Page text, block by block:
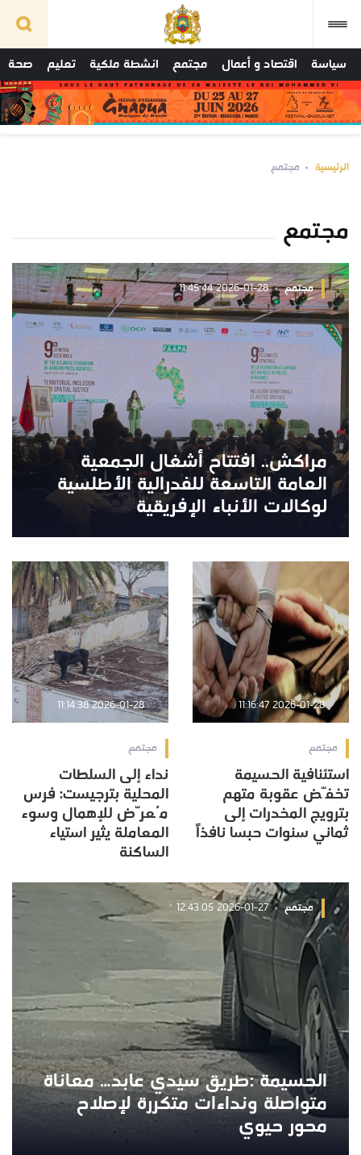
سياسة اقتصاد و أعمال مجتمع انشطة ملكية تعليم صحة
الرئيسية مجتمع
مجتمع
مجتمع 2026-01-28 11:45:44
مراكش.. افتتاح أشغال الجمعية
العامة التاسعة للفدرالية الأطلسية
لوكالات الأنباء الإفريقية
2026-01-28 11:16:47
مجتمع
استئنافية الحسيمة
تخفّض عقوبة متهم
بترويج المخدرات إلى
ثماني سنوات حبسا نافذاً
2026-01-28 11:14:38
مجتمع
نداء إلى السلطات
المحلية بترجيست: فرس
مُعرّض للإهمال وسوء
المعاملة يثير استياء
الساكنة
مجتمع 2026-01-27 12:43:05
الحسيمة :طريق سيدي عابد… معاناة
متواصلة ونداءات متكررة لإصلاح
محور حيوي